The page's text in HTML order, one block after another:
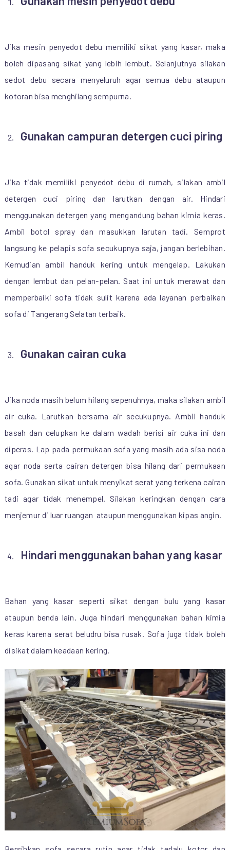
Jika mesin penyedot debu memiliki sikat yang kasar, maka
boleh dipasang sikat yang lebih lembut. Selanjutnya silakan
sedot debu secara menyeluruh agar semua debu ataupun
kotoran bisa menghilang sempurna.
Gunakan campuran detergen cuci piring
Jika tidak memiliki penyedot debu di rumah, silakan ambil
detergen cuci piring dan larutkan dengan air. Hindari
menggunakan detergen yang mengandung bahan kimia keras.
Ambil botol spray dan masukkan larutan tadi. Semprot
langsung ke pelapis sofa secukupnya saja, jangan berlebihan.
Kemudian ambil handuk kering untuk mengelap. Lakukan
dengan lembut dan pelan-pelan. Saat ini untuk merawat dan
memperbaiki sofa tidak sulit karena ada layanan perbaikan
sofa di Tangerang Selatan terbaik.
Gunakan cairan cuka
Jika noda masih belum hilang sepenuhnya, maka silakan ambil
air cuka. Larutkan bersama air secukupnya. Ambil handuk
basah dan celupkan ke dalam wadah berisi air cuka ini dan
diperas. Lap pada permukaan sofa yang masih ada sisa noda
agar noda serta cairan detergen bisa hilang dari permukaan
sofa. Gunakan sikat untuk menyikat serat yang terkena cairan
tadi agar tidak menempel. Silakan keringkan dengan cara
menjemur di luar ruangan ataupun menggunakan kipas angin.
Hindari menggunakan bahan yang kasar
Bahan yang kasar seperti sikat dengan bulu yang kasar
ataupun benda lain. Juga hindari menggunakan bahan kimia
keras karena serat beludru bisa rusak. Sofa juga tidak boleh
disikat dalam keadaan kering.